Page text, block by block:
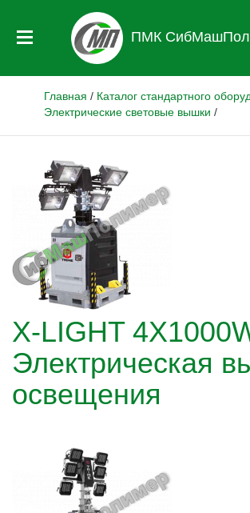
ПМК
Главная / Каталог стандартного
Электрические световые вышки /
X-LIGHT
Электрическая
освещения